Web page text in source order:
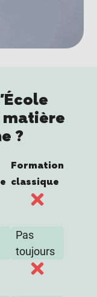
matière
?
Formation
classique
Pas
toujours